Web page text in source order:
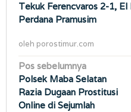
Tekuk Ferencvaros 2-1, El
Perdana Pramusim
oleh porostimur.com
Navigasi
pos
Pos sebelumnya
Polsek Maba Selatan
Razia Dugaan Prostitusi
Online di Sejumlah